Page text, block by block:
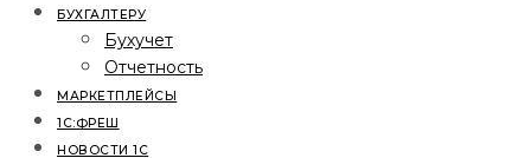
БУХГАЛТЕРУ
Бухучет
Отчетность
МАРКЕТПЛЕЙСЫ
1С:ФРЕШ
НОВОСТИ 1С